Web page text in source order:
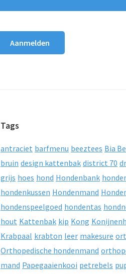
Tags
antraciet barfmenu beeztees Bia
bruin design kattenbak district 70
grijs hoes hond Hondenbank
hondenkussen Hondenmand
hondenspeelgoed hondentas
hout Kattenbak kip Kong
Krabpaal krabton leer makesure
Orthopedische hondenmand
mand Papegaaienkooi petrebels